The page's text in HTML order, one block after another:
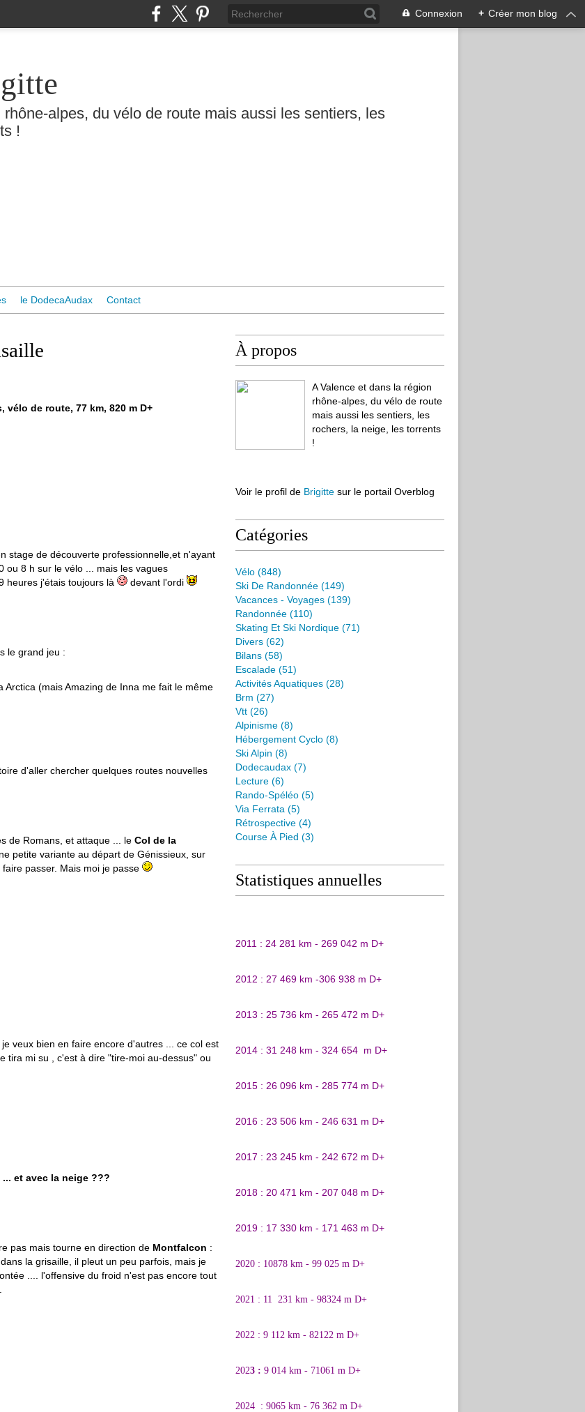
Connexion + Créer mon blog
alpes, du vélo de route mais aussi les sentiers, les
!
le DodecaAudax Contact
vélo de route, 77 km, 820 m D+
stage de découverte professionnelle,et n'ayant
ou 8 h sur le vélo ... mais les vagues
heures j'étais toujours là
devant l'ordi
le grand jeu :
(mais Amazing de Inna me fait le même
d'aller chercher quelques routes nouvelles
de Romans, et attaque ... le Col de la
petite variante au départ de Génissieux, sur
passer. Mais moi je passe
veux bien en faire encore d'autres ... ce col est
tira mi su , c'est à dire "tire-moi au-dessus" ou
et avec la neige ???
pas mais tourne en direction de Montfalcon :
la grisaille, il pleut un peu parfois, mais je
.... l'offensive du froid n'est pas encore tout
À propos
A Valence et dans la région
rhône-alpes, du vélo de route
mais aussi les sentiers, les
rochers, la neige, les torrents
!
Voir le profil de Brigitte sur le portail Overblog
Catégories
Vélo (848)
Ski De Randonnée (149)
Vacances - Voyages (139)
Randonnée (110)
Skating Et Ski Nordique (71)
Divers (62)
Bilans (58)
Escalade (51)
Activités Aquatiques (28)
Brm (27)
Vtt (26)
Alpinisme (8)
Hébergement Cyclo (8)
Ski Alpin (8)
Dodecaudax (7)
Lecture (6)
Rando-Spéléo (5)
Via Ferrata (5)
Rétrospective (4)
Course À Pied (3)
Statistiques annuelles
2011 : 24 281 km - 269 042 m D+
2012 : 27 469 km -306 938 m D+
2013 : 25 736 km - 265 472 m D+
2014 : 31 248 km - 324 654 m D+
2015 : 26 096 km - 285 774 m D+
2016 : 23 506 km - 246 631 m D+
2017 : 23 245 km - 242 672 m D+
2018 : 20 471 km - 207 048 m D+
2019 : 17 330 km - 171 463 m D+
2020 : 10878 km - 99 025 m D+
2021 : 11 231 km - 98324 m D+
2022 : 9 112 km - 82122 m D+
2023 : 9 014 km - 71061 m D+
2024 : 9065 km - 76 362 m D+